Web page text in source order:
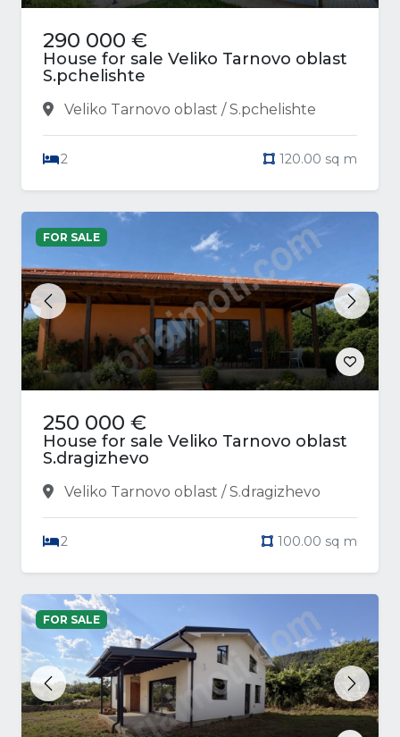
290 000 €
House for sale Veliko Tarnovo oblast
S.pchelishte
Veliko Tarnovo oblast / S.pchelishte
2 120.00 sq m
Previous Next
FOR SALE
250 000 €
House for sale Veliko Tarnovo oblast
S.dragizhevo
Veliko Tarnovo oblast / S.dragizhevo
2 100.00 sq m
Previous Next
FOR SALE